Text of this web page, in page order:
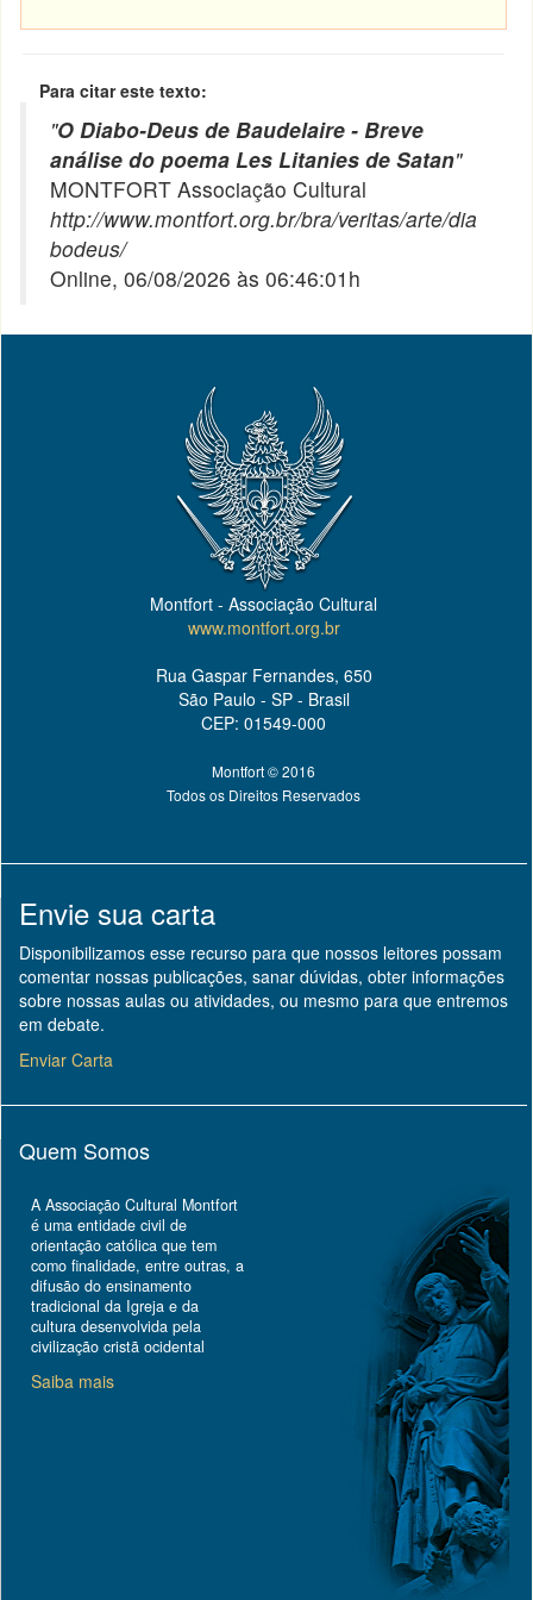
Para citar este texto:
"O Diabo-Deus de Baudelaire - Breve
análise do poema Les Litanies de Satan"
MONTFORT Associação Cultural
http://www.montfort.org.br/bra/veritas/arte/dia
bodeus/
Online, 06/08/2026 às 06:46:01h
Montfort - Associação Cultural
www.montfort.org.br
Rua Gaspar Fernandes, 650
São Paulo - SP - Brasil
CEP: 01549-000
Montfort © 2016
Todos os Direitos Reservados
Envie sua carta
Disponibilizamos esse recurso para que nossos leitores possam
comentar nossas publicações, sanar dúvidas, obter informações
sobre nossas aulas ou atividades, ou mesmo para que entremos
em debate.
Enviar Carta
Quem Somos
A Associação Cultural Montfort
é uma entidade civil de
orientação católica que tem
como finalidade, entre outras, a
difusão do ensinamento
tradicional da Igreja e da
cultura desenvolvida pela
civilização cristã ocidental
Saiba mais